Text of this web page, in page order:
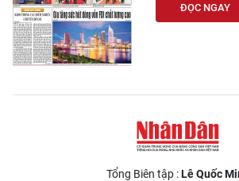
ĐỌC NGAY
Tổng Biên tập :Lê Quốc